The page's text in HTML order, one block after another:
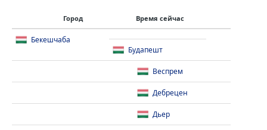
Город Время сейчас
Бекешчаба
Будапешт
Веспрем
Дебрецен
Дьер